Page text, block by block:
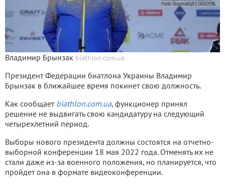
Владимир Брынзак biathlon.com.ua
Президент Федерации биатлона Украины Владимир
Брынзак в ближайшее время покинет свою должность.
Как сообщает biathlon.com.ua, функционер принял
решение не выдвигать свою кандидатуру на следующий
четырехлетний период.
Выборы нового президента должны состоятся на отчетно-
выборной конференции 18 мая 2022 года. Отменять их не
стали даже из-за военного положения, но планируется, что
пройдет она в формате видеоконференции.